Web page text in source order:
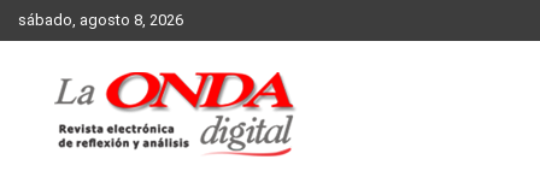
Skip
to
sábado, agosto 8, 2026